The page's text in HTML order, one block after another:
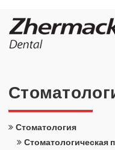
Сто­ма­то­ло­гия
Сто­ма­то­ло­ги­че­ская